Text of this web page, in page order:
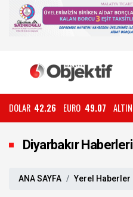
DOLAR 42.26 EURO 49.07 ALTIN
Diyarbakır Haberleri
ANA SAYFA Yerel Haberler